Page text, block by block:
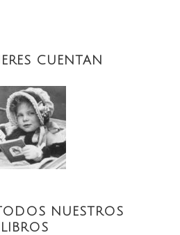
CUENTAN
NUESTROS
LIBROS